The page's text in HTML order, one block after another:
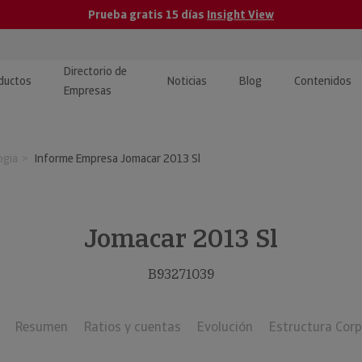
Prueba gratis 15 días Insight View
Directorio de
Empresas
Noticias Blog Contenidos
y tutoriales
Investigada
Informe Empresa Jomacar 2013 Sl
Jomacar 2013 Sl
B93271039
Resumen Ratios y cuentas Evolución Estructura